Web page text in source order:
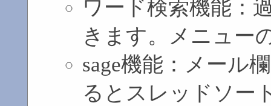
ワード検索機能：
きます。メニュー
sage機能：メール
るとスレッドソー